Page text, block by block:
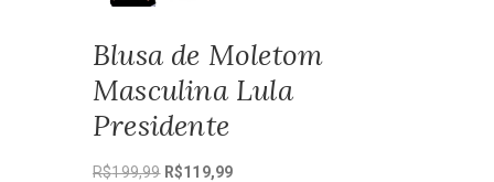
Blusa de Moletom
Masculina Lula
Presidente
R$199,99 O
R$119,99O